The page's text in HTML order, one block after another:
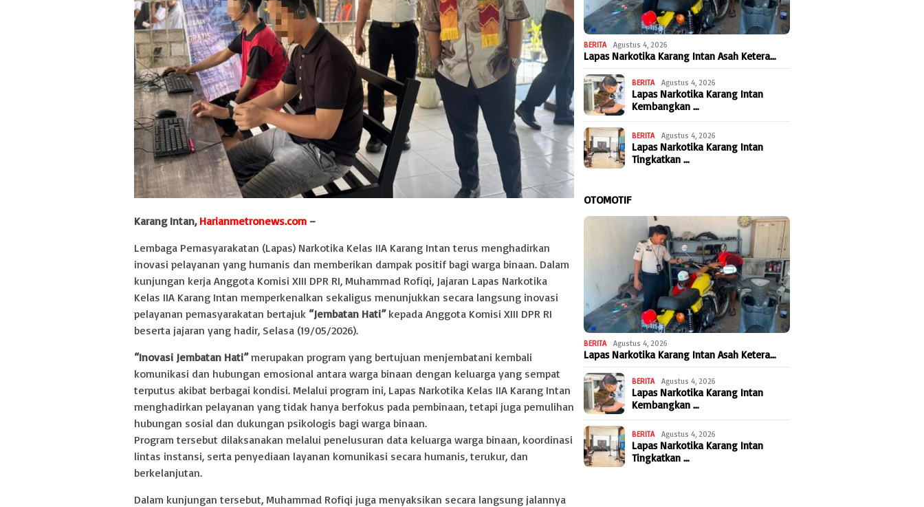
Karang Intan, Harianmetronews.com –
Lembaga Pemasyarakatan (Lapas) Narkotika Kelas IIA Karang Intan terus menghadirkan
inovasi pelayanan yang humanis dan memberikan dampak positif bagi warga binaan. Dalam
kunjungan kerja Anggota Komisi XIII DPR RI, Muhammad Rofiqi, Jajaran Lapas Narkotika
Kelas IIA Karang Intan memperkenalkan sekaligus menunjukkan secara langsung inovasi
pelayanan pemasyarakatan bertajuk “Jembatan Hati”kepada Anggota Komisi XIII DPR RI
beserta jajaran yang hadir, Selasa (19/05/2026).
“Inovasi Jembatan Hati”merupakan program yang bertujuan menjembatani kembali
komunikasi dan hubungan emosional antara warga binaan dengan keluarga yang sempat
terputus akibat berbagai kondisi. Melalui program ini, Lapas Narkotika Kelas IIA Karang Intan
menghadirkan pelayanan yang tidak hanya berfokus pada pembinaan, tetapi juga pemulihan
hubungan sosial dan dukungan psikologis bagi warga binaan.
Program tersebut dilaksanakan melalui penelusuran data keluarga warga binaan, koordinasi
lintas instansi, serta penyediaan layanan komunikasi secara humanis, terukur, dan
berkelanjutan.
Dalam kunjungan tersebut, Muhammad Rofiqi juga menyaksikan secara langsung jalannya
BERITA Agustus 4, 2026
Lapas Narkotika Karang Intan Asah Ketera…
BERITA Agustus 4, 2026
Lapas Narkotika Karang Intan
Kembangkan …
BERITA Agustus 4, 2026
Lapas Narkotika Karang Intan
Tingkatkan …
OTOMOTIF
BERITA Agustus 4, 2026
Lapas Narkotika Karang Intan Asah Ketera…
BERITA Agustus 4, 2026
Lapas Narkotika Karang Intan
Kembangkan …
BERITA Agustus 4, 2026
Lapas Narkotika Karang Intan
Tingkatkan …